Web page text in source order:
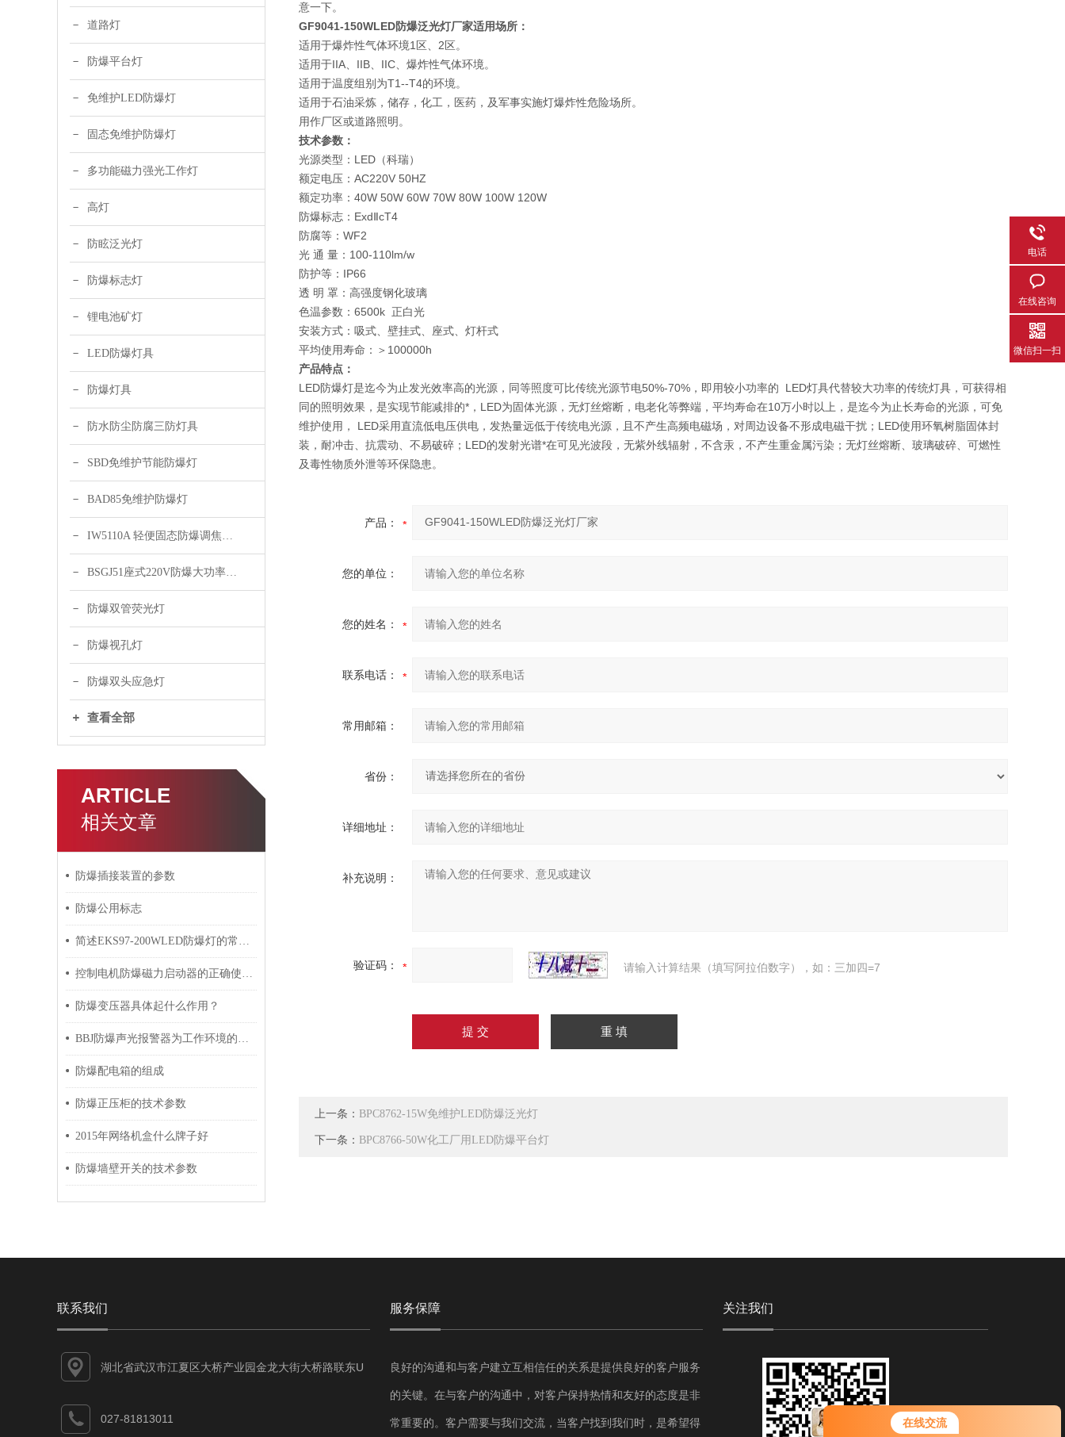
在线交流
您好！欢迎前来咨询，很高兴为您
服务，请问您要咨询什么问题呢？
道路灯
防爆平台灯
免维护LED防爆灯
固态免维护防爆灯
多功能磁力强光工作灯
高灯
防眩泛光灯
防爆标志灯
锂电池矿灯
LED防爆灯具
防爆灯具
防水防尘防腐三防灯具
SBD免维护节能防爆灯
BAD85免维护防爆灯
IW5110A 轻便固态防爆调焦头灯
BSGJ51座式220V防爆大功率声光报警器 绿色 黄色
防爆双管荧光灯
防爆视孔灯
防爆双头应急灯
查看全部
ARTICLE
相关文章
防爆插接装置的参数
防爆公用标志
简述EKS97-200WLED防爆灯的常见故障相应解决方法
控制电机防爆磁力启动器的正确使用建议
防爆变压器具体起什么作用？
BBJ防爆声光报警器为工作环境的安全提供了重要保障
防爆配电箱的组成
防爆正压柜的技术参数
2015年网络机盒什么牌子好
防爆墙壁开关的技术参数
意一下。
GF9041-150WLED防爆泛光灯厂家适用场所：
适用于爆炸性气体环境1区、2区。
适用于IIA、IIB、IIC、爆炸性气体环境。
适用于温度组别为T1--T4的环境。
适用于石油采炼，储存，化工，医药，及军事实施灯爆炸性危险场所。
用作厂区或道路照明。
技术参数：
光源类型：LED（科瑞）
额定电压：AC220V 50HZ
额定功率：40W 50W 60W 70W 80W 100W 120W
防爆标志：ExdⅡcT4
防腐等：WF2
光 通 量：100-110lm/w
防护等：IP66
透 明 罩：高强度钢化玻璃
色温参数：6500k 正白光
安装方式：吸式、壁挂式、座式、灯杆式
平均使用寿命：＞100000h
产品特点：
LED防爆灯是迄今为止发光效率高的光源，同等照度可比传统光源节电50%-70%，即用较小功率的 LED灯具代替较大功率的传统灯具，可获得相
同的照明效果，是实现节能减排的*，LED为固体光源，无灯丝熔断，电老化等弊端，平均寿命在10万小时以上，是迄今为止长寿命的光源，可免
维护使用， LED采用直流低电压供电，发热量远低于传统电光源，且不产生高频电磁场，对周边设备不形成电磁干扰；LED使用环氧树脂固体封
装，耐冲击、抗震动、不易破碎；LED的发射光谱*在可见光波段，无紫外线辐射，不含汞，不产生重金属污染；无灯丝熔断、玻璃破碎、可燃性
及毒性物质外泄等环保隐患。
产品：
您的单位：
您的姓名：
联系电话：
常用邮箱：
省份：
详细地址：
补充说明：
验证码： 请输入计算结果（填写阿拉伯数字），如：三加四=7
上一条： BPC8762-15W免维护LED防爆泛光灯
下一条： BPC8766-50W化工厂用LED防爆平台灯
联系我们
湖北省武汉市江夏区大桥产业园金龙大街大桥路联东U
027-81813011
服务保障
良好的沟通和与客户建立互相信任的关系是提供良好的客户服务
的关键。在与客户的沟通中，对客户保持热情和友好的态度是非
常重要的。客户需要与我们交流，当客户找到我们时，是希望得
关注我们
电话
在线咨询
微信扫一扫